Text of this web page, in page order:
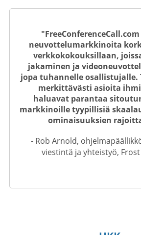
neuvottelumarkkinoita
verkkokokouksillaan,
jakaminen ja
jopa tuhannelle osallistujalle.
merkittävästi asioita
haluavat parantaa
markkinoille tyypillisiä
ominaisuuksien
- Rob Arnold,
viestintä ja yhteistyö,